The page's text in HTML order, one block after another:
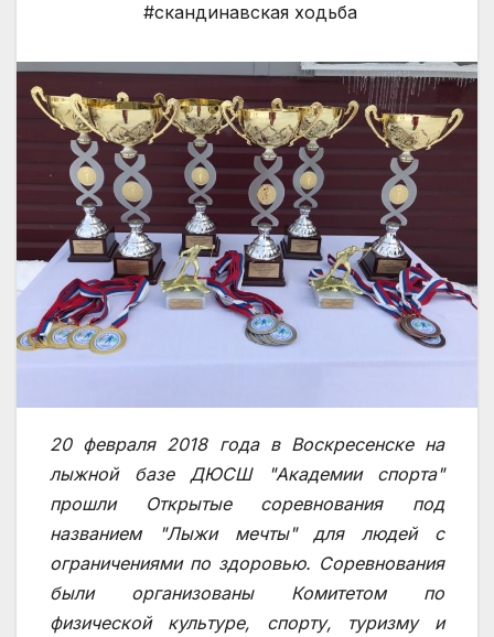
#скандинавская ходьба
20 февраля 2018 года в Воскресенске на
лыжной базе ДЮСШ "Академии спорта"
прошли Открытые соревнования под
названием "Лыжи мечты" для людей с
ограничениями по здоровью. Соревнования
были организованы Комитетом по
физической культуре, спорту, туризму и